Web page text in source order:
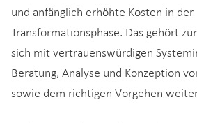
und anfänglich erhöhte Kosten in der
Transformationsphase. Das gehört
sich mit vertrauenswürdigen
Beratung, Analyse und Konzeption
sowie dem richtigen Vorgehen